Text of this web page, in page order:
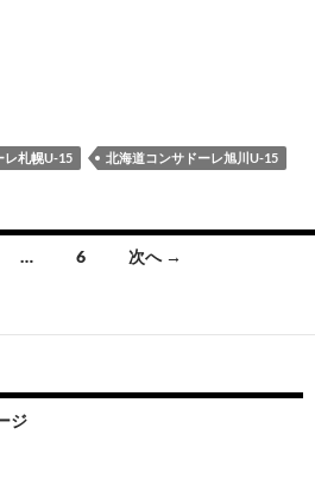
レ札幌U-15 北海道コンサドーレ旭川U-15
… 6 次へ →
ジ